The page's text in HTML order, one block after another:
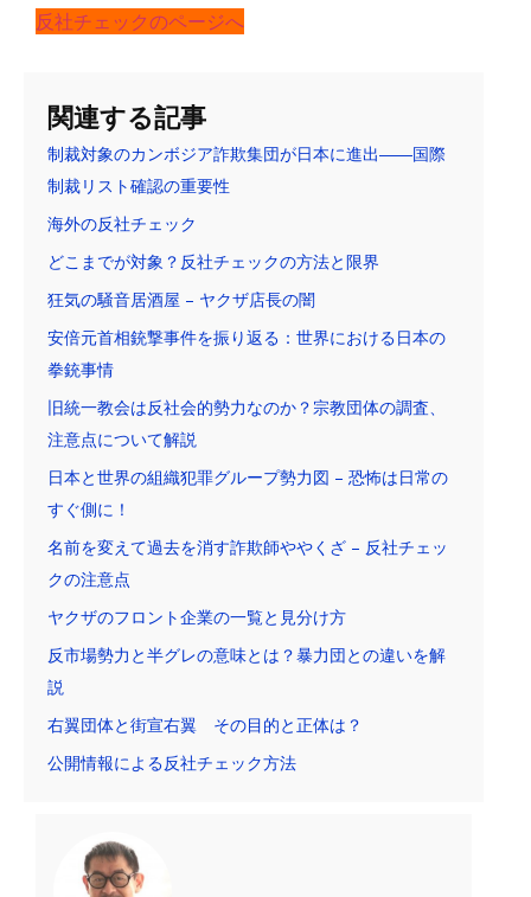
反社チェックのページへ
関連する記事
制裁対象のカンボジア詐欺集団が日本に進出――国際
制裁リスト確認の重要性
海外の反社チェック
どこまでが対象？反社チェックの方法と限界
狂気の騒音居酒屋 – ヤクザ店長の闇
安倍元首相銃撃事件を振り返る：世界における日本の
拳銃事情
旧統一教会は反社会的勢力なのか？宗教団体の調査、
注意点について解説
日本と世界の組織犯罪グループ勢力図 – 恐怖は日常の
すぐ側に！
名前を変えて過去を消す詐欺師ややくざ – 反社チェッ
クの注意点
ヤクザのフロント企業の一覧と見分け方
反市場勢力と半グレの意味とは？暴力団との違いを解
説
右翼団体と街宣右翼 その目的と正体は？
公開情報による反社チェック方法